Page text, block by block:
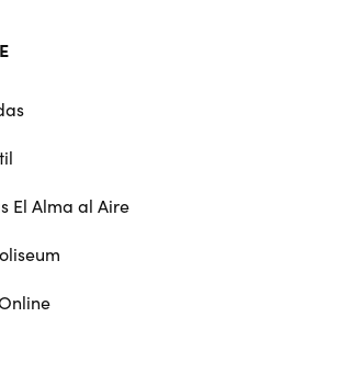
El Alma al Aire